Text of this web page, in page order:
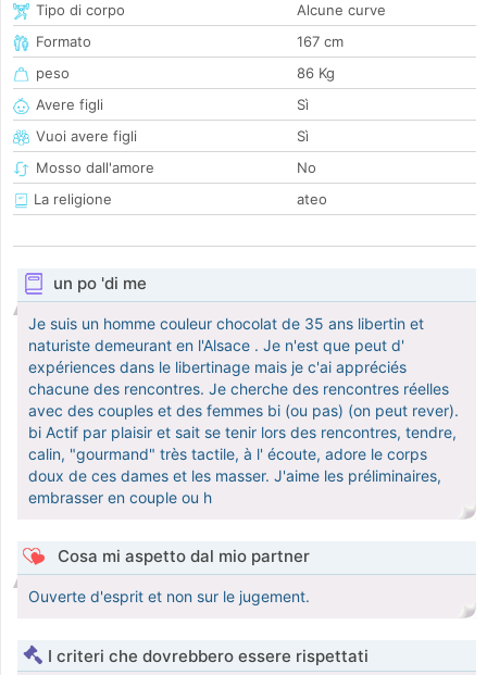
Tipo di corpo
Alcune curve
Formato
167 cm
peso
86 Kg
Avere figli
Sì
Vuoi avere figli
Sì
Mosso dall'amore
No
La religione
ateo
un po 'di me
Je suis un homme couleur chocolat de 35 ans libertin et
naturiste demeurant en l'Alsace . Je n'est que peut d'
expériences dans le libertinage mais je c'ai appréciés
chacune des rencontres. Je cherche des rencontres réelles
avec des couples et des femmes bi (ou pas) (on peut rever).
bi Actif par plaisir et sait se tenir lors des rencontres, tendre,
calin, "gourmand" très tactile, à l' écoute, adore le corps
doux de ces dames et les masser. J'aime les préliminaires,
embrasser en couple ou h
Cosa mi aspetto dal mio partner
Ouverte d'esprit et non sur le jugement.
I criteri che dovrebbero essere rispettati